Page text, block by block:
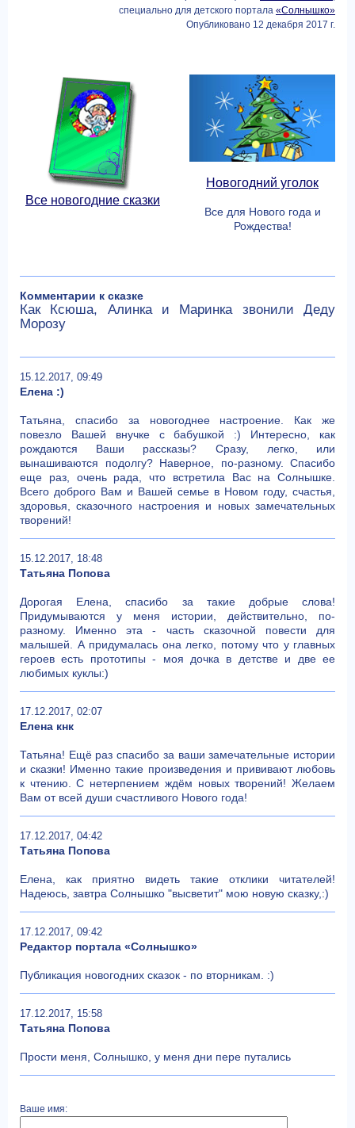
специально для детского портала «Солнышко»
Опубликовано 12 декабря 2017 г.
Все новогодние сказки
Новогодний уголок
Все для Нового года и
Рождества!
Комментарии к сказке
Как Ксюша, Алинка и Маринка звонили Деду
Морозу
15.12.2017, 09:49
Елена :)
Татьяна, спасибо за новогоднее настроение. Как же
повезло Вашей внучке с бабушкой :) Интересно, как
рождаются Ваши рассказы? Сразу, легко, или
вынашиваются подолгу? Наверное, по-разному. Спасибо
еще раз, очень рада, что встретила Вас на Солнышке.
Всего доброго Вам и Вашей семье в Новом году, счастья,
здоровья, сказочного настроения и новых замечательных
творений!
15.12.2017, 18:48
Татьяна Попова
Дорогая Елена, спасибо за такие добрые слова!
Придумываются у меня истории, действительно, по-
разному. Именно эта - часть сказочной повести для
малышей. А придумалась она легко, потому что у главных
героев есть прототипы - моя дочка в детстве и две ее
любимых куклы:)
17.12.2017, 02:07
Елена кнк
Татьяна! Ещё раз спасибо за ваши замечательные истории
и сказки! Именно такие произведения и прививают любовь
к чтению. С нетерпением ждём новых творений! Желаем
Вам от всей души счастливого Нового года!
17.12.2017, 04:42
Татьяна Попова
Елена, как приятно видеть такие отклики читателей!
Надеюсь, завтра Солнышко "высветит" мою новую сказку,:)
17.12.2017, 09:42
Редактор портала «Солнышко»
Публикация новогодних сказок - по вторникам. :)
17.12.2017, 15:58
Татьяна Попова
Прости меня, Солнышко, у меня дни пере путались
Ваше имя: